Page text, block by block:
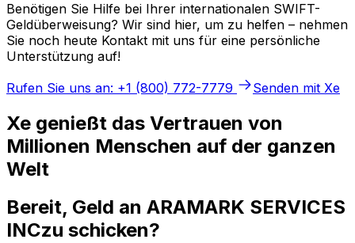
Benötigen Sie Hilfe bei Ihrer internationalen SWIFT-
Geldüberweisung? Wir sind hier, um zu helfen – nehmen
Sie noch heute Kontakt mit uns für eine persönliche
Unterstützung auf!
Rufen Sie uns an: +1 (800) 772-7779
Senden mit Xe
Xe genießt das Vertrauen von
Millionen Menschen auf der ganzen
Welt
Bereit, Geld an ARAMARK SERVICES
INCzu schicken?